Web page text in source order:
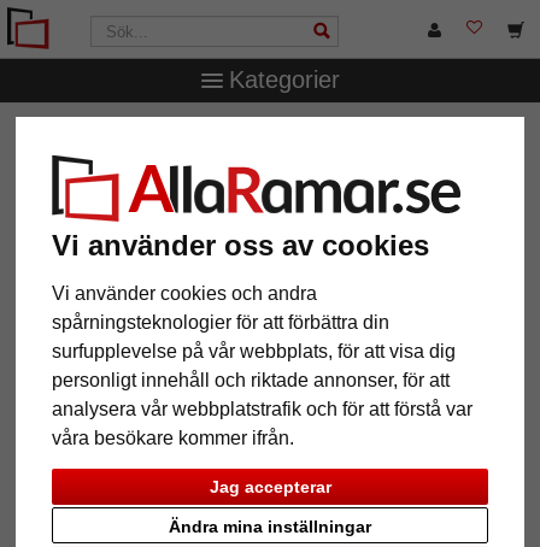
Vi använder oss av cookies
Vi använder cookies och andra
spårningsteknologier för att förbättra din
surfupplevelse på vår webbplats, för att visa dig
personligt innehåll och riktade annonser, för att
analysera vår webbplatstrafik och för att förstå var
våra besökare kommer ifrån.
Jag accepterar
Ändra mina inställningar
Kategorier
passepartout efter mått
1,4 mm "Artique" passepartout
efter mått
Pictures